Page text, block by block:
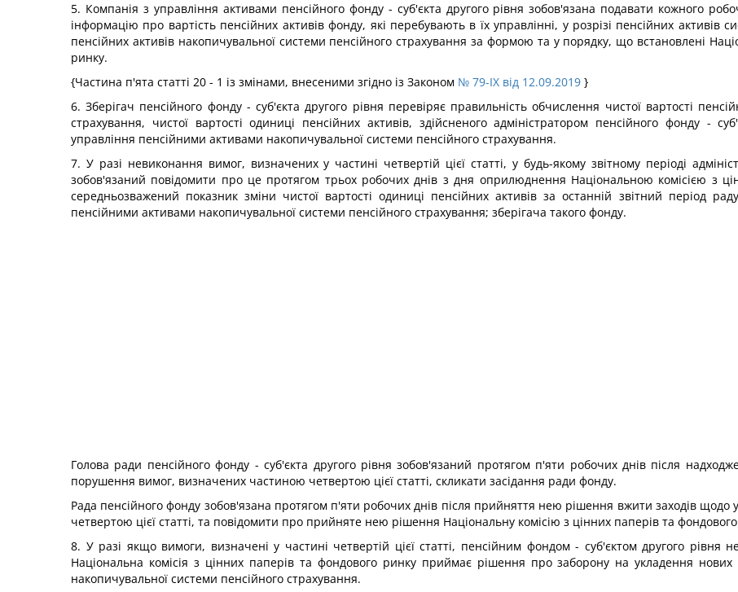
5. Компанія з управління активами пенсійного фонду - суб'єкта другого рівня зобов'язана подавати кожного
інформацію про вартість пенсійних активів фонду, які перебувають в їх управлінні, у розрізі пенсійних активів
пенсійних активів накопичувальної системи пенсійного страхування за формою та у порядку, що встановлені
ринку.
{Частина п'ята статті 20 - 1 із змінами, внесеними згідно із Законом № 79-IX від 12.09.2019 }
6. Зберігач пенсійного фонду - суб'єкта другого рівня перевіряє правильність обчислення чистої вартості
страхування, чистої вартості одиниці пенсійних активів, здійсненого адміністратором пенсійного фонду -
управління пенсійними активами накопичувальної системи пенсійного страхування.
7. У разі невиконання вимог, визначених у частині четвертій цієї статті, у будь-якому звітному періоді
зобов'язаний повідомити про це протягом трьох робочих днів з дня оприлюднення Національною комісією з
середньозважений показник зміни чистої вартості одиниці пенсійних активів за останній звітний період
пенсійними активами накопичувальної системи пенсійного страхування; зберігача такого фонду.
Голова ради пенсійного фонду - суб'єкта другого рівня зобов'язаний протягом п'яти робочих днів після
порушення вимог, визначених частиною четвертою цієї статті, скликати засідання ради фонду.
Рада пенсійного фонду зобов'язана протягом п'яти робочих днів після прийняття нею рішення вжити заходів
четвертою цієї статті, та повідомити про прийняте нею рішення Національну комісію з цінних паперів та
8. У разі якщо вимоги, визначені у частині четвертій цієї статті, пенсійним фондом - суб'єктом другого рівня
Національна комісія з цінних паперів та фондового ринку приймає рішення про заборону на укладення
накопичувальної системи пенсійного страхування.